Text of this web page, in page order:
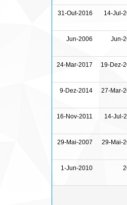
31-Out-2016 14-Jul-
Jun-2006 Jun-
24-Mar-2017 19-Dez-
9-Dez-2014 27-Mar-
16-Nov-2011 14-Jul-
29-Mai-2007 29-Mai-
1-Jun-2010